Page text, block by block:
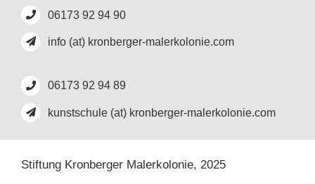
06173 92 94 90
info (at) kronberger-malerkolonie.com
06173 92 94 89
kunstschule (at) kronberger-malerkolonie.com
Stiftung Kronberger Malerkolonie, 2025